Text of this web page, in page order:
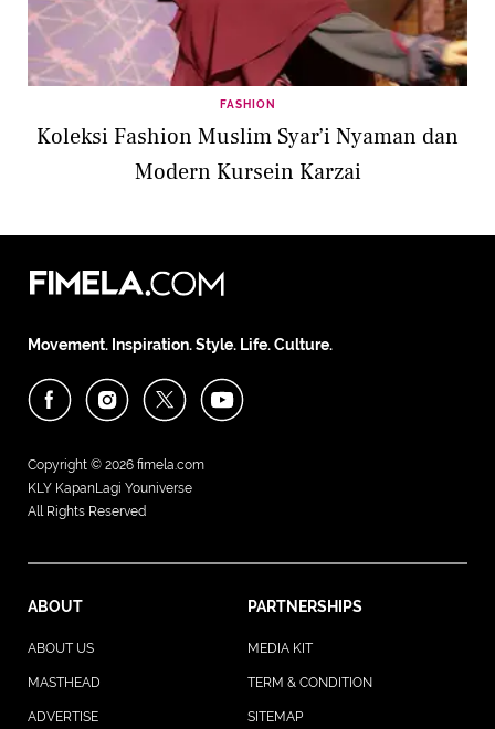
FASHION
Koleksi Fashion Muslim Syar’i Nyaman dan
Modern Kursein Karzai
Movement. Inspiration. Style. Life. Culture.
Copyright © 2026 fimela.com
KLY KapanLagi Youniverse
All Rights Reserved
ABOUT PARTNERSHIPS
ABOUT US MEDIA KIT
MASTHEAD TERM & CONDITION
ADVERTISE
SITEMAP